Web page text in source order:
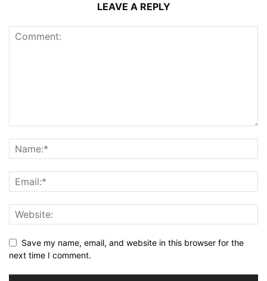
LEAVE A REPLY
Save my name, email, and website in this browser for the
next time I comment.